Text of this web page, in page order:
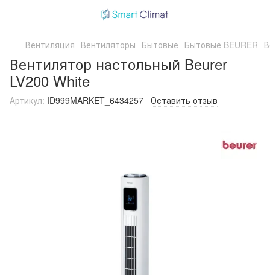
Вентиляция Вентиляторы Бытовые Бытовые BEURER
Вентилятор настольный Beurer
LV200 White
Артикул: ID999MARKET_6434257 Оставить отзыв